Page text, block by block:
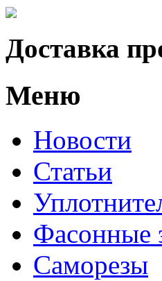
Доставка
Меню
Новости
Статьи
Фасонные
Саморезы